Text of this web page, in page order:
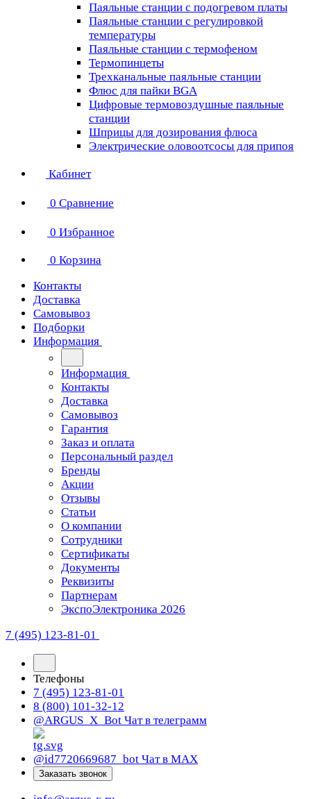
Паяльные станции с подогревом платы
Паяльные станции с регулировкой
температуры
Паяльные станции с термофеном
Термопинцеты
Трехканальные паяльные станции
Флюс для пайки BGA
Цифровые термовоздушные паяльные
станции
Шприцы для дозирования флюса
Электрические оловоотсосы для припоя
Кабинет
0 Сравнение
0 Избранное
0 Корзина
Контакты
Доставка
Самовывоз
Подборки
Информация
Информация
Контакты
Доставка
Самовывоз
Гарантия
Заказ и оплата
Персональный раздел
Бренды
Акции
Отзывы
Статьи
О компании
Сотрудники
Сертификаты
Документы
Реквизиты
Партнерам
ЭкспоЭлектроника 2026
7 (495) 123-81-01
Телефоны
7 (495) 123-81-01
8 (800) 101-32-12
@ARGUS_X_Bot Чат в телеграмм
@id7720669687_bot Чат в МАХ
Заказать звонок